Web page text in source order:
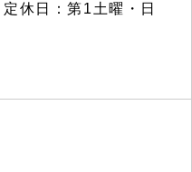
休日：第1土曜・日